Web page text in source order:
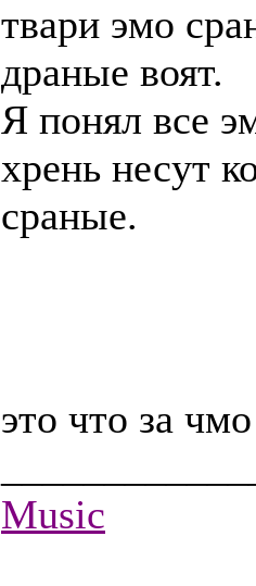
твари эмо
драные воят.
Я понял все
хрень несут
сраные.
это что за
Music